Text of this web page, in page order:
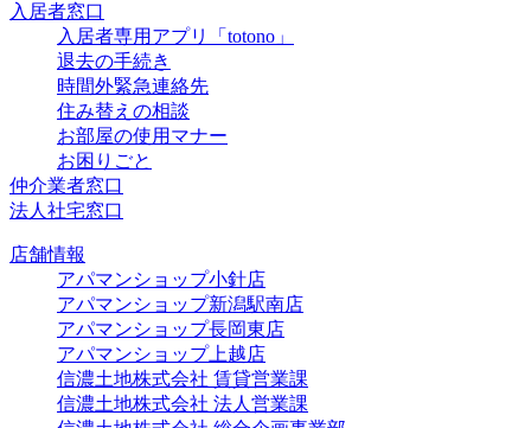
入居者窓口
入居者専用アプリ「totono」
退去の手続き
時間外緊急連絡先
住み替えの相談
お部屋の使用マナー
お困りごと
仲介業者窓口
法人社宅窓口
店舗情報
アパマンショップ小針店
アパマンショップ新潟駅南店
アパマンショップ長岡東店
アパマンショップ上越店
信濃土地株式会社 賃貸営業課
信濃土地株式会社 法人営業課